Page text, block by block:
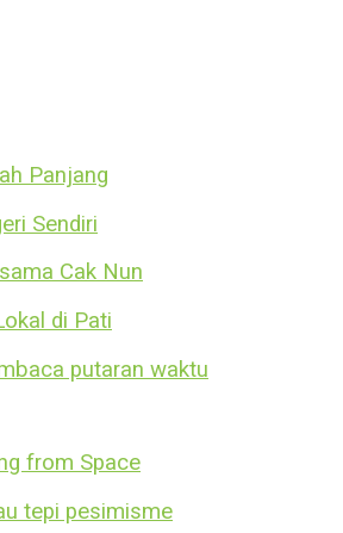
Panjang
Sendiri
Cak Nun
di Pati
putaran waktu
from Space
tepi pesimisme